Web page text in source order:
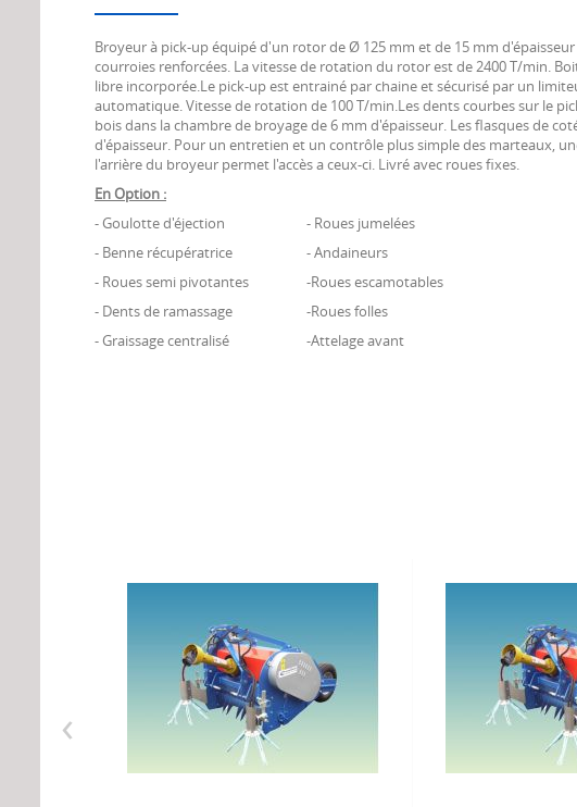
Broyeur à pick-up équipé d'un rotor de Ø 125 mm et de 15 mm
courroies renforcées. La vitesse de rotation du rotor est de 2400 T/min.
libre incorporée.Le pick-up est entrainé par chaine et sécurisé par un
automatique. Vitesse de rotation de 100 T/min.Les dents courbes sur le
bois dans la chambre de broyage de 6 mm d'épaisseur. Les flasques de
d'épaisseur. Pour un entretien et un contrôle plus simple des marteaux,
l'arrière du broyeur permet l'accès a ceux-ci. Livré avec roues fixes.
En Option :
- Goulotte d'éjection
- Benne récupératrice
- Roues semi pivotantes
- Dents de ramassage
- Graissage centralisé
- Roues jumelées
- Andaineurs
-Roues escamotables
-Roues folles
-Attelage avant
‹